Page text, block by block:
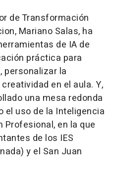
de Transformación
Mariano Salas, ha
de IA de
práctica para
personalizar la
en el aula. Y,
una mesa redonda
el uso de la Inteligencia
en la que
de los IES
y el San Juan